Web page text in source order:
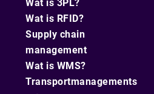
Wat is 3PL?
Wat is RFID?
Supply chain
management
Wat is WMS?
Transportmanagements